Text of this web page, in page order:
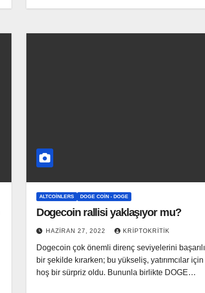
ALTCOINLERS DOGE COIN - DOGE
Dogecoin rallisi yaklaşıyor mu?
HAZIRAN 27, 2022 KRIPTOKRITIK
Dogecoin çok önemli direnç seviyelerini başarılı
bir şekilde kırarken; bu yükseliş, yatırımcılar için
hoş bir sürpriz oldu. Bununla birlikte DOGE…